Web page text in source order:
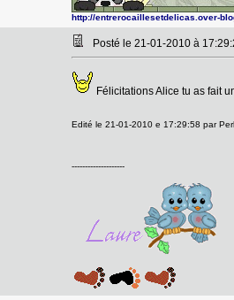
http://entrerocaillesetdelicas.over-
Posté le 21-01-2010 à
Félicitations Alice tu as fait
Edité le 21-01-2010 e 17:29:58 par
--------------------